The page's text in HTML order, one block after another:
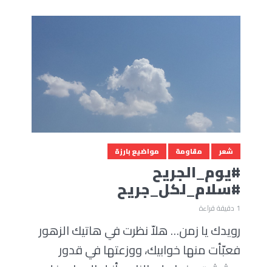
شعر مقاومة مواضيع بارزة
#يوم_الجريح
#سلام_لكل_جريح
1 دقيقة قراءة
رويدك يا زمن… هلاّ نظرت في هاتيك الزهور
فعبّأت منها خوابيك، ووزعتها في قدور